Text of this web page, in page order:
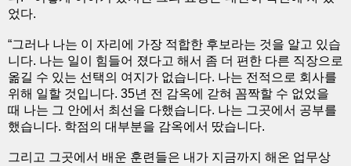
었다.
“그러나 나는 이 자리에 가장 적합한 후보라는 것을 알고 있습
니다. 나는 일이 힘들어 졌다고 해서 좀 더 편한 다른 직장으로
옮길 수 있는 선택의 여지가 없습니다. 나는 전적으로 회사를
위해 일할 것입니다. 35년 전 감옥에 갇혀 꼼짝할 수 없었을
때 나는 그 안에서 최선을 다했습니다. 나는 그곳에서 공부를
했습니다. 학점의 대부분을 감옥에서 땄습니다.
그리고 그곳에서 배운 훈련들은 내가 지금까지 해온 업무상